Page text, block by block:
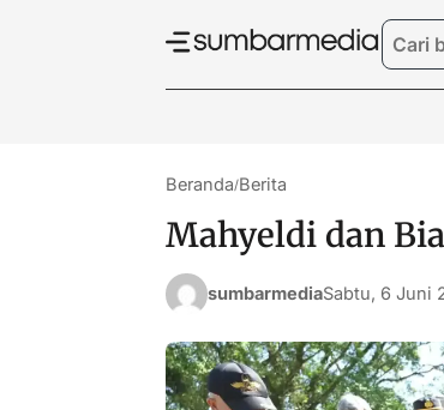
Beranda/Berita
Mahyeldi dan
sumbarmediaSabtu, 6 Juni